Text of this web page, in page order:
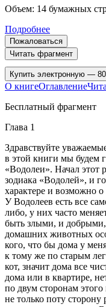
Объем: 14 бумажных
Подробнее
Пожаловаться
Читать фрагмент
Купить электронную —
О книгеОглавление
Бесплатный фрагмент
Глава 1
Здравствуйте
в этой книги мы будем
«Водолеи». Начал этот
зодиака «Водолей», и
характере и возможно
У Водолеев есть все
либо, у них часто
быть злыми, и
домашних животных
кого, что бы дома у
к тому же по старым
кот, значит дома все
дома или в квартире,
по двум сторонам этого
не только поту